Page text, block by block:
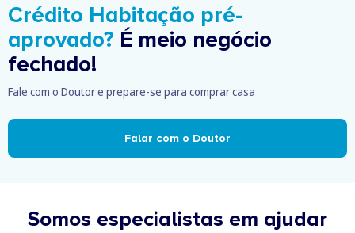
Crédito Habitação pré-
aprovado? É meio negócio
fechado!
Fale com o Doutor e prepare-se para comprar casa
Falar com o Doutor
Somos especialistas em ajudar